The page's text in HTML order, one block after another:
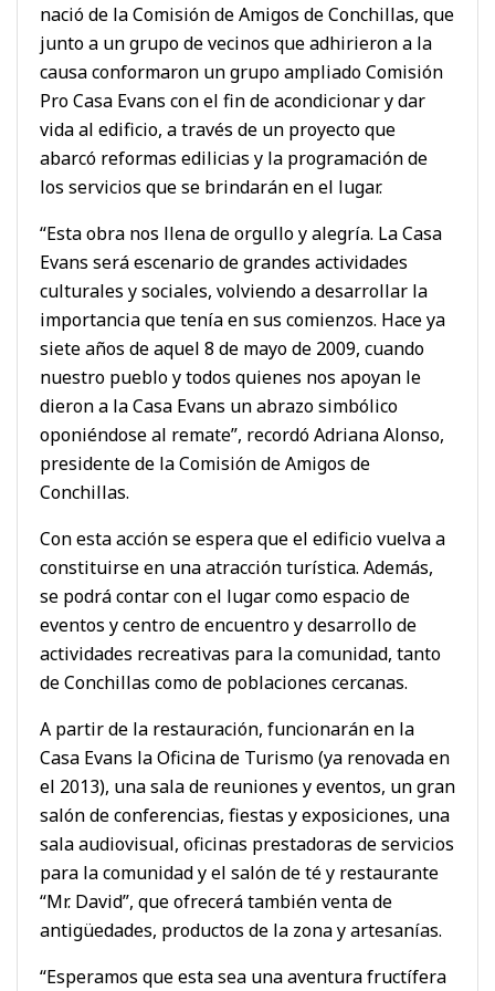
nació de la Comisión de Amigos de Conchillas, que
junto a un grupo de vecinos que adhirieron a la
causa conformaron un grupo ampliado Comisión
Pro Casa Evans con el fin de acondicionar y dar
vida al edificio, a través de un proyecto que
abarcó reformas edilicias y la programación de
los servicios que se brindarán en el lugar.
“Esta obra nos llena de orgullo y alegría. La Casa
Evans será escenario de grandes actividades
culturales y sociales, volviendo a desarrollar la
importancia que tenía en sus comienzos. Hace ya
siete años de aquel 8 de mayo de 2009, cuando
nuestro pueblo y todos quienes nos apoyan le
dieron a la Casa Evans un abrazo simbólico
oponiéndose al remate”, recordó Adriana Alonso,
presidente de la Comisión de Amigos de
Conchillas.
Con esta acción se espera que el edificio vuelva a
constituirse en una atracción turística. Además,
se podrá contar con el lugar como espacio de
eventos y centro de encuentro y desarrollo de
actividades recreativas para la comunidad, tanto
de Conchillas como de poblaciones cercanas.
A partir de la restauración, funcionarán en la
Casa Evans la Oficina de Turismo (ya renovada en
el 2013), una sala de reuniones y eventos, un gran
salón de conferencias, fiestas y exposiciones, una
sala audiovisual, oficinas prestadoras de servicios
para la comunidad y el salón de té y restaurante
“Mr. David”, que ofrecerá también venta de
antigüedades, productos de la zona y artesanías.
“Esperamos que esta sea una aventura fructífera